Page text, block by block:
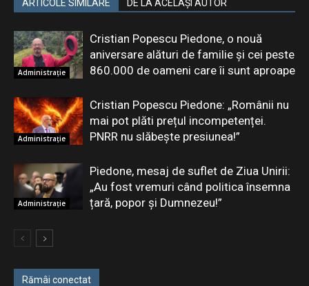
ARTICOLE SIMILARE DE LA ACELAȘI AUTOR
Administrație
Cristian Popescu Piedone, o nouă
aniversare alături de familie și cei peste
860.000 de oameni care îi sunt aproape
Administrație
Cristian Popescu Piedone: „Românii nu
mai pot plăti prețul incompetenței.
PNRR nu slăbește presiunea!”
Administrație
Piedone, mesaj de suflet de Ziua Unirii:
„Au fost vremuri când politica însemna
țară, popor și Dumnezeu!”
Rămâi conectat